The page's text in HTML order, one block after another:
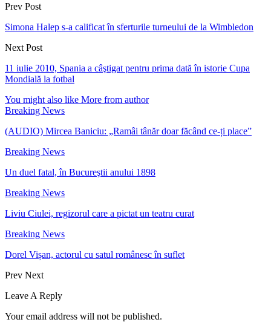
Prev Post
Simona Halep s-a calificat în sferturile turneului de la Wimbledon
Next Post
11 iulie 2010, Spania a câştigat pentru prima dată în istorie Cupa
Mondială la fotbal
You might also like More from author
Breaking News
(AUDIO) Mircea Baniciu: „Ramâi tânăr doar făcând ce-ți place”
Breaking News
Un duel fatal, în Bucureştii anului 1898
Breaking News
Liviu Ciulei, regizorul care a pictat un teatru curat
Breaking News
Dorel Vișan, actorul cu satul românesc în suflet
Prev Next
Leave A Reply
Your email address will not be published.